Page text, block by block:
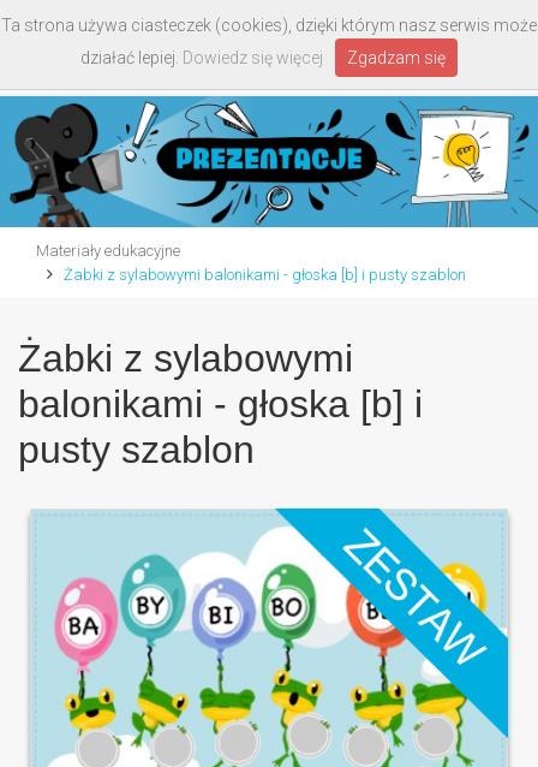
Materiały edukacyjne
Żabki z sylabowymi balonikami - głoska [b] i pusty szablon
Żabki z sylabowymi
balonikami - głoska [b] i
pusty szablon
Ta strona używa ciasteczek (cookies), dzięki którym nasz serwis może
działać lepiej. Dowiedz się więcej Zgadzam się